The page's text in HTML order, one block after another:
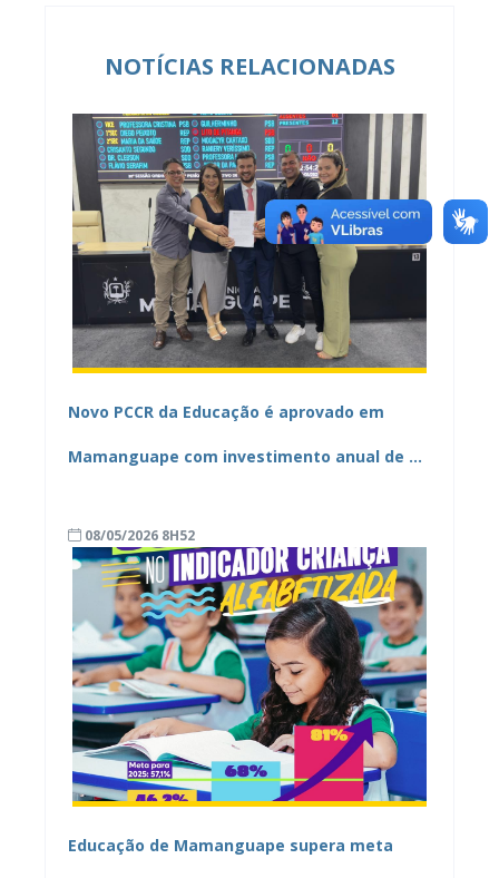
NOTÍCIAS RELACIONADAS
Novo PCCR da Educação é aprovado em
Mamanguape com investimento anual de R$
08/05/2026 8H52
Educação de Mamanguape supera meta